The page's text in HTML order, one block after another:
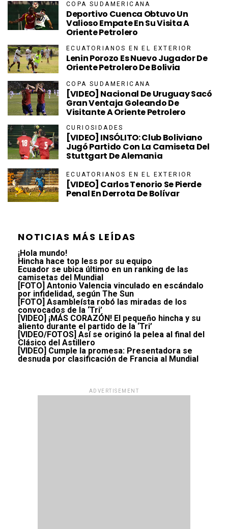
COPA SUDAMERICANA
Deportivo Cuenca Obtuvo Un
Valioso Empate En Su Visita A
Oriente Petrolero
ECUATORIANOS EN EL EXTERIOR
Lenin Porozo Es Nuevo Jugador De
Oriente Petrolero De Bolivia
COPA SUDAMERICANA
[VIDEO] Nacional De Uruguay Sacó
Gran Ventaja Goleando De
Visitante A Oriente Petrolero
CURIOSIDADES
[VIDEO] INSÓLITO: Club Boliviano
Jugó Partido Con La Camiseta Del
Stuttgart De Alemania
ECUATORIANOS EN EL EXTERIOR
[VIDEO] Carlos Tenorio Se Pierde
Penal En Derrota De Bolívar
NOTICIAS MÁS LEÍDAS
¡Hola mundo!
Hincha hace top less por su equipo
Ecuador se ubica último en un ranking de las
camisetas del Mundial
[FOTO] Antonio Valencia vinculado en escándalo
por infidelidad, según The Sun
[FOTO] Asambleísta robó las miradas de los
convocados de la ‘Tri’
[VIDEO] ¡MÁS CORAZÓN! El pequeño hincha y su
aliento durante el partido de la ‘Tri’
[VIDEO/FOTOS] Así se originó la pelea al final del
Clásico del Astillero
[VIDEO] Cumple la promesa: Presentadora se
desnuda por clasificación de Francia al Mundial
ADVERTISEMENT